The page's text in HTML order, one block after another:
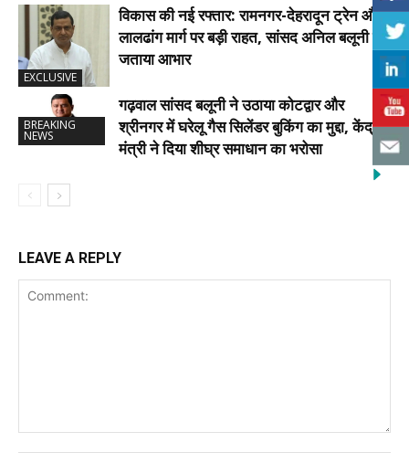
EXCLUSIVE
विकास की नई रफ्तार: रामनगर-देहरादून ट्रेन और
लालढांग मार्ग पर बड़ी राहत, सांसद अनिल बलूनी ने
जताया आभार
BREAKING
NEWS
गढ़वाल सांसद बलूनी ने उठाया कोटद्वार और
श्रीनगर में घरेलू गैस सिलेंडर बुकिंग का मुद्दा, केंद्रीय
मंत्री ने दिया शीघ्र समाधान का भरोसा
LEAVE A REPLY